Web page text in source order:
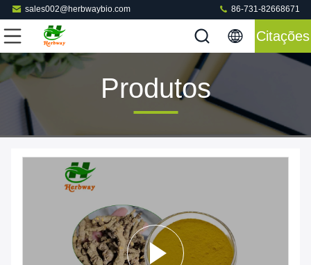
sales002@herbwaybio.com 86-731-82668671
Citações
Produtos